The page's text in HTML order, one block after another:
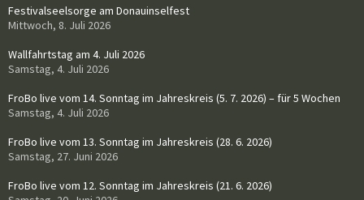
Festivalseelsorge am Donauinselfest
Mittwoch, 8. Juli 2026
Wallfahrtstag am 4. Juli 2026
Samstag, 4. Juli 2026
FroBo live vom 14. Sonntag im Jahreskreis (5. 7. 2026) – für 5 Wochen
Samstag, 4. Juli 2026
FroBo live vom 13. Sonntag im Jahreskreis (28. 6. 2026)
Samstag, 27. Juni 2026
FroBo live vom 12. Sonntag im Jahreskreis (21. 6. 2026)